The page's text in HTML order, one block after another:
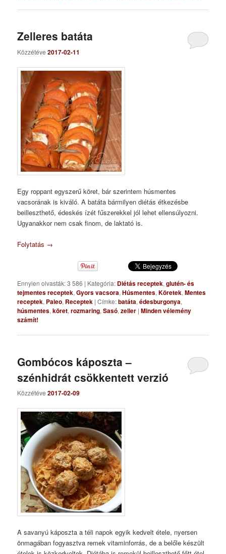
Zelleres batáta
Közzétéve2017-02-11
Egy roppant egyszerű köret, bár szerintem húsmentes
vacsorának is kiváló. A batáta bármilyen diétás étkezésbe
beilleszthető, édeskés ízét fűszerekkel jól lehet ellensúlyozni.
Ugyanakkor nem csak finom, de laktató is.
Folytatás →
Ennyien olvasták: 3 586 | Kategória: Diétás receptek,glutén- és
tejmentes receptek,Gyors vacsora,Húsmentes,Köretek,Mentes
receptek, Paleo, Receptek |Címke:batáta,édesburgonya,
húsmentes,köret,rozmaring,Sasó,zeller |Minden vélemény
számít!
Gombócos káposzta –
szénhidrát csökkentett verzió
Közzétéve2017-02-09
A savanyú káposzta a téli napok egyik kedvelt étele, nyersen
önmagában fogyasztva remek vitaminforrás, de a belőle készült